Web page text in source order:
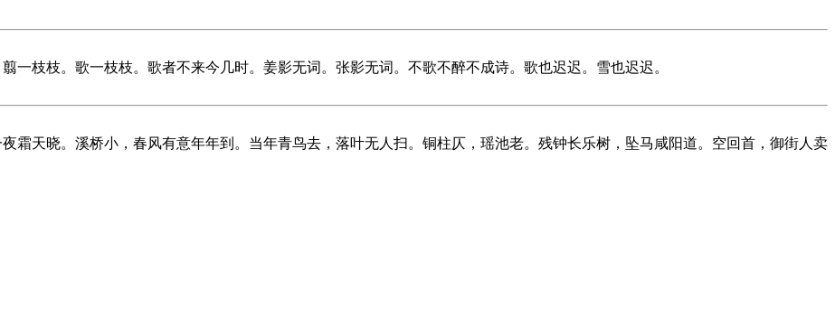
一枝枝。歌一枝枝。歌者不来今几时。姜影无词。张影无词。不歌不醉不成诗。歌也迟迟。雪也迟迟。
霜天晓。溪桥小，春风有意年年到。当年青鸟去，落叶无人扫。铜柱仄，瑶池老。残钟长乐树，坠马咸阳道。空回首，御街人卖